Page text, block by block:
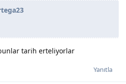
tarih erteliyorlar
Yanıtla